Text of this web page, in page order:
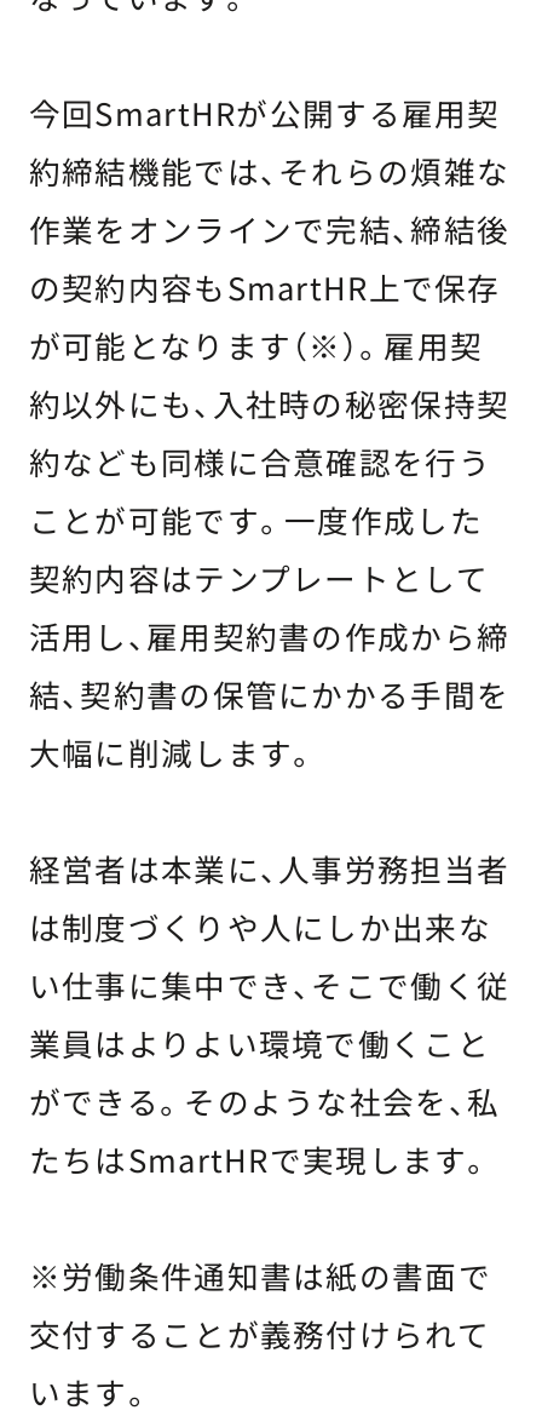
今回SmartHRが公開する雇用契
約締結機能では、それらの煩雑な
作業をオンラインで完結、締結後
の契約内容もSmartHR上で保存
が可能となります（※）。雇用契
約以外にも、入社時の秘密保持契
約なども同様に合意確認を行う
ことが可能です。一度作成した
契約内容はテンプレートとして
活用し、雇用契約書の作成から締
結、契約書の保管にかかる手間を
大幅に削減します。
経営者は本業に、人事労務担当者
は制度づくりや人にしか出来な
い仕事に集中でき、そこで働く従
業員はよりよい環境で働くこと
ができる。そのような社会を、私
たちはSmartHRで実現します。
※労働条件通知書は紙の書面で
交付することが義務付けられて
います。